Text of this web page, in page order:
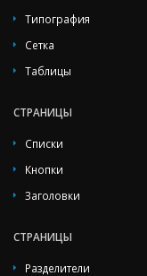
Типография
Сетка
Таблицы
СТРАНИЦЫ
Списки
Кнопки
Заголовки
СТРАНИЦЫ
Разделители